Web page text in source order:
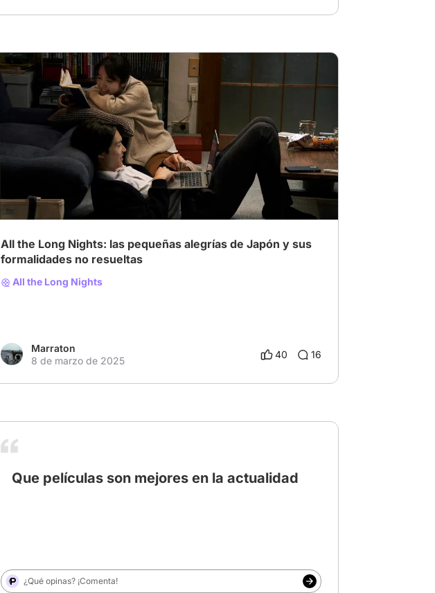
# Explore Japanese Cinema # MejorPelícula2024 # Cine Asiatico
All the Long Nights: las pequeñas alegrías de Japón y sus
formalidades no resueltas
All the Long Nights
Marraton
8 de marzo de 2025
40 16
Que películas son mejores en la actualidad
¿Qué opinas? ¡Comenta!